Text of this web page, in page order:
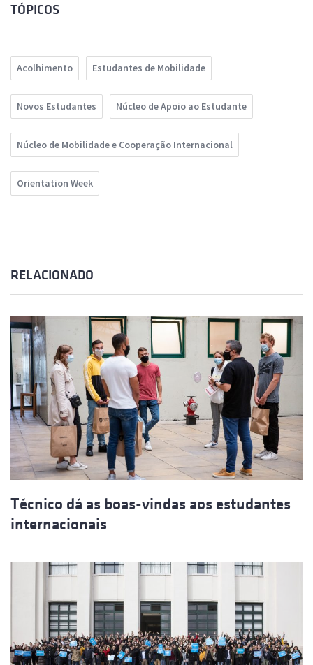
TÓPICOS
Acolhimento Estudantes de Mobilidade
Novos Estudantes Núcleo de Apoio ao Estudante
Núcleo de Mobilidade e Cooperação Internacional
Orientation Week
RELACIONADO
Técnico dá as boas-vindas aos estudantes
internacionais